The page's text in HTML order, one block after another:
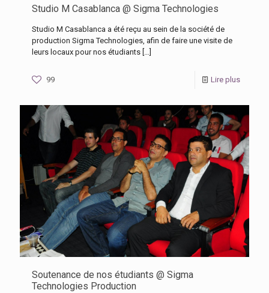
Studio M Casablanca @ Sigma Technologies
Studio M Casablanca a été reçu au sein de la société de
production Sigma Technologies, afin de faire une visite de
leurs locaux pour nos étudiants […]
99 Lire plus
Soutenance de nos étudiants @ Sigma
Technologies Production